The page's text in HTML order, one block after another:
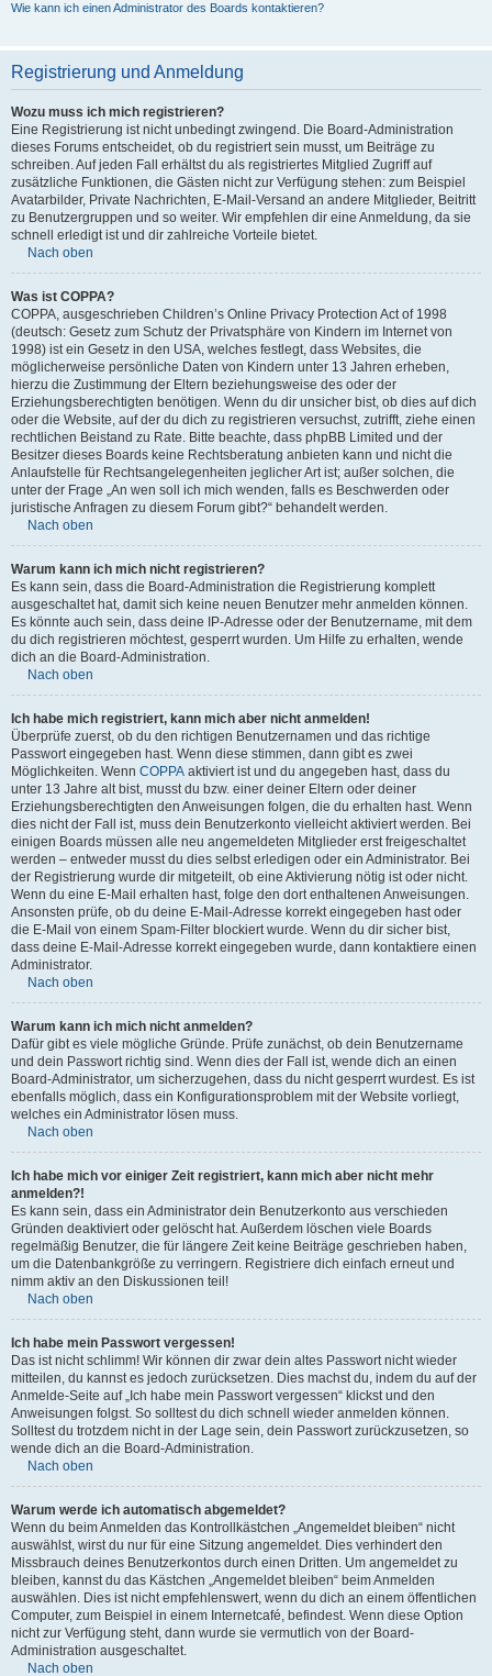
Wie kann ich einen Administrator des Boards kontaktieren?
Registrierung und Anmeldung
Wozu muss ich mich registrieren?
Eine Registrierung ist nicht unbedingt zwingend. Die Board-Administration
dieses Forums entscheidet, ob du registriert sein musst, um Beiträge zu
schreiben. Auf jeden Fall erhältst du als registriertes Mitglied Zugriff auf
zusätzliche Funktionen, die Gästen nicht zur Verfügung stehen: zum Beispiel
Avatarbilder, Private Nachrichten, E-Mail-Versand an andere Mitglieder, Beitritt
zu Benutzergruppen und so weiter. Wir empfehlen dir eine Anmeldung, da sie
schnell erledigt ist und dir zahlreiche Vorteile bietet.
Nach oben
Was ist COPPA?
COPPA, ausgeschrieben Children’s Online Privacy Protection Act of 1998
(deutsch: Gesetz zum Schutz der Privatsphäre von Kindern im Internet von
1998) ist ein Gesetz in den USA, welches festlegt, dass Websites, die
möglicherweise persönliche Daten von Kindern unter 13 Jahren erheben,
hierzu die Zustimmung der Eltern beziehungsweise des oder der
Erziehungsberechtigten benötigen. Wenn du dir unsicher bist, ob dies auf dich
oder die Website, auf der du dich zu registrieren versuchst, zutrifft, ziehe einen
rechtlichen Beistand zu Rate. Bitte beachte, dass phpBB Limited und der
Besitzer dieses Boards keine Rechtsberatung anbieten kann und nicht die
Anlaufstelle für Rechtsangelegenheiten jeglicher Art ist; außer solchen, die
unter der Frage „An wen soll ich mich wenden, falls es Beschwerden oder
juristische Anfragen zu diesem Forum gibt?“ behandelt werden.
Nach oben
Warum kann ich mich nicht registrieren?
Es kann sein, dass die Board-Administration die Registrierung komplett
ausgeschaltet hat, damit sich keine neuen Benutzer mehr anmelden können.
Es könnte auch sein, dass deine IP-Adresse oder der Benutzername, mit dem
du dich registrieren möchtest, gesperrt wurden. Um Hilfe zu erhalten, wende
dich an die Board-Administration.
Nach oben
Ich habe mich registriert, kann mich aber nicht anmelden!
Überprüfe zuerst, ob du den richtigen Benutzernamen und das richtige
Passwort eingegeben hast. Wenn diese stimmen, dann gibt es zwei
Möglichkeiten. Wenn COPPA aktiviert ist und du angegeben hast, dass du
unter 13 Jahre alt bist, musst du bzw. einer deiner Eltern oder deiner
Erziehungsberechtigten den Anweisungen folgen, die du erhalten hast. Wenn
dies nicht der Fall ist, muss dein Benutzerkonto vielleicht aktiviert werden. Bei
einigen Boards müssen alle neu angemeldeten Mitglieder erst freigeschaltet
werden – entweder musst du dies selbst erledigen oder ein Administrator. Bei
der Registrierung wurde dir mitgeteilt, ob eine Aktivierung nötig ist oder nicht.
Wenn du eine E-Mail erhalten hast, folge den dort enthaltenen Anweisungen.
Ansonsten prüfe, ob du deine E-Mail-Adresse korrekt eingegeben hast oder
die E-Mail von einem Spam-Filter blockiert wurde. Wenn du dir sicher bist,
dass deine E-Mail-Adresse korrekt eingegeben wurde, dann kontaktiere einen
Administrator.
Nach oben
Warum kann ich mich nicht anmelden?
Dafür gibt es viele mögliche Gründe. Prüfe zunächst, ob dein Benutzername
und dein Passwort richtig sind. Wenn dies der Fall ist, wende dich an einen
Board-Administrator, um sicherzugehen, dass du nicht gesperrt wurdest. Es ist
ebenfalls möglich, dass ein Konfigurationsproblem mit der Website vorliegt,
welches ein Administrator lösen muss.
Nach oben
Ich habe mich vor einiger Zeit registriert, kann mich aber nicht mehr
anmelden?!
Es kann sein, dass ein Administrator dein Benutzerkonto aus verschieden
Gründen deaktiviert oder gelöscht hat. Außerdem löschen viele Boards
regelmäßig Benutzer, die für längere Zeit keine Beiträge geschrieben haben,
um die Datenbankgröße zu verringern. Registriere dich einfach erneut und
nimm aktiv an den Diskussionen teil!
Nach oben
Ich habe mein Passwort vergessen!
Das ist nicht schlimm! Wir können dir zwar dein altes Passwort nicht wieder
mitteilen, du kannst es jedoch zurücksetzen. Dies machst du, indem du auf der
Anmelde-Seite auf „Ich habe mein Passwort vergessen“ klickst und den
Anweisungen folgst. So solltest du dich schnell wieder anmelden können.
Solltest du trotzdem nicht in der Lage sein, dein Passwort zurückzusetzen, so
wende dich an die Board-Administration.
Nach oben
Warum werde ich automatisch abgemeldet?
Wenn du beim Anmelden das Kontrollkästchen „Angemeldet bleiben“ nicht
auswählst, wirst du nur für eine Sitzung angemeldet. Dies verhindert den
Missbrauch deines Benutzerkontos durch einen Dritten. Um angemeldet zu
bleiben, kannst du das Kästchen „Angemeldet bleiben“ beim Anmelden
auswählen. Dies ist nicht empfehlenswert, wenn du dich an einem öffentlichen
Computer, zum Beispiel in einem Internetcafé, befindest. Wenn diese Option
nicht zur Verfügung steht, dann wurde sie vermutlich von der Board-
Administration ausgeschaltet.
Nach oben